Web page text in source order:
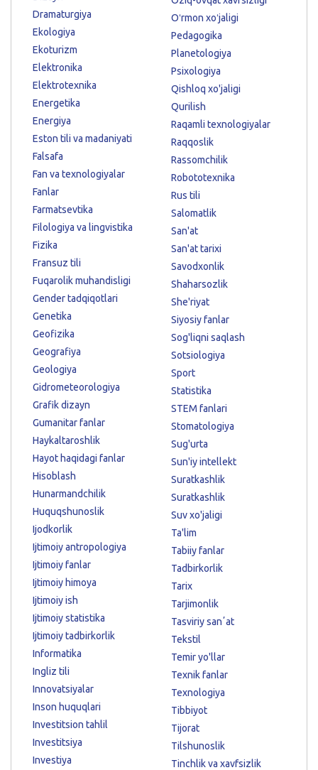
Dramaturgiya
Ekologiya
Ekoturizm
Elektronika
Elektrotexnika
Energetika
Energiya
Eston tili va madaniyati
Falsafa
Fan va texnologiyalar
Fanlar
Farmatsevtika
Filologiya va lingvistika
Fizika
Fransuz tili
Fuqarolik muhandisligi
Gender tadqiqotlari
Genetika
Geofizika
Geografiya
Geologiya
Gidrometeorologiya
Grafik dizayn
Gumanitar fanlar
Haykaltaroshlik
Hayot haqidagi fanlar
Hisoblash
Hunarmandchilik
Huquqshunoslik
Ijodkorlik
Ijtimoiy antropologiya
Ijtimoiy fanlar
Ijtimoiy himoya
Ijtimoiy ish
Ijtimoiy statistika
Ijtimoiy tadbirkorlik
Informatika
Ingliz tili
Innovatsiyalar
Inson huquqlari
Investitsion tahlil
Investitsiya
Investiya
Oʻrmon xoʻjaligi
Pedagogika
Planetologiya
Psixologiya
Qishloq xo'jaligi
Qurilish
Raqamli texnologiyalar
Raqqoslik
Rassomchilik
Robototexnika
Rus tili
Salomatlik
San'at
San'at tarixi
Savodxonlik
Shaharsozlik
She'riyat
Siyosiy fanlar
Sog'liqni saqlash
Sotsiologiya
Sport
Statistika
STEM fanlari
Stomatologiya
Sug'urta
Sun'iy intellekt
Suratkashlik
Suratkashlik
Suv xo'jaligi
Ta'lim
Tabiiy fanlar
Tadbirkorlik
Tarix
Tarjimonlik
Tasviriy sanʼat
Tekstil
Temir yo'llar
Texnik fanlar
Texnologiya
Tibbiyot
Tijorat
Tilshunoslik
Tinchlik va xavfsizlik